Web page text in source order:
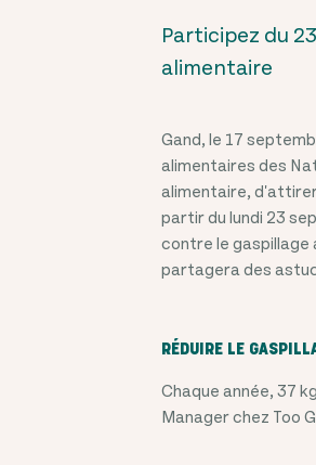
Participez du
alimentaire
Gand, le 17
alimentaires des
alimentaire,
partir du lundi 23
contre le gaspillage
partagera des
RÉDUIRE LE
Chaque année, 37
Manager chez Too